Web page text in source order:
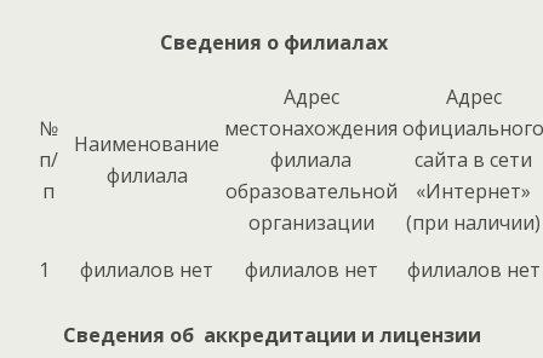
Cведения о филиалах
№
п/
п
Наименование
филиала
Адрес
местонахождения
филиала
образовательной
организации
Адрес
официального
сайта в сети
«Интернет»
(при наличии)
1
филиалов нет филиалов нет филиалов нет
Сведения об аккредитации и лицензии